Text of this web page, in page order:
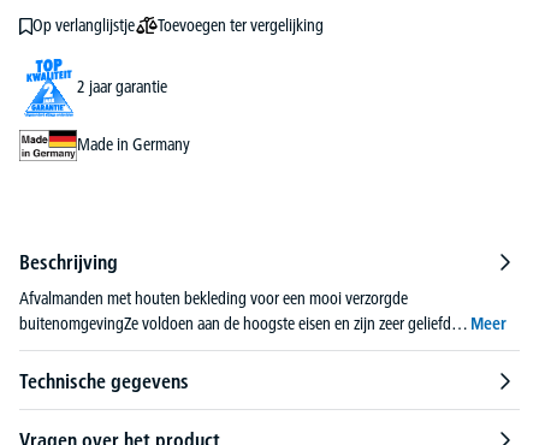
Op verlanglijstje Toevoegen ter vergelijking
2 jaar garantie
Made in Germany
Beschrijving
Afvalmanden met houten bekleding voor een mooi verzorgde
buitenomgevingZe voldoen aan de hoogste eisen en zijn zeer geliefd… Meer
Technische gegevens
Vragen over het product